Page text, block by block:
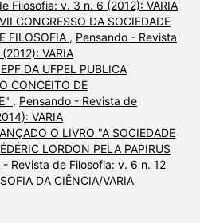
Filosofia: v. 3 n. 6 (2012): VARIA
CONGRESSO DA SOCIEDADE
FILOSOFIA , Pensando - Revista
VARIA
DA UFPEL PUBLICA
CONCEITO DE
, Pensando - Revista de
VARIA
O LIVRO "A SOCIEDADE
LORDON PELA PAPIRUS
- Revista de Filosofia: v. 6 n. 12
DA CIÊNCIA/VARIA